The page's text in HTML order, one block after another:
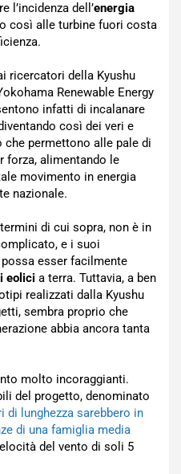
l’incidenza dell’energia
così alle turbine fuori costa
ricercatori della Kyushu
Renewable Energy
infatti di incalanare
così dei veri e
permettono alle pale di
forza, alimentando le
movimento in energia
nazionale.
di cui sopra, non è in
e i suoi
esser facilmente
eolici a terra. Tuttavia, a ben
realizzati dalla Kyushu
sembra proprio che
abbia ancora tanta
molto incoraggianti.
del progetto, denominato
di lunghezza sarebbero in
di una famiglia media
del vento di soli 5